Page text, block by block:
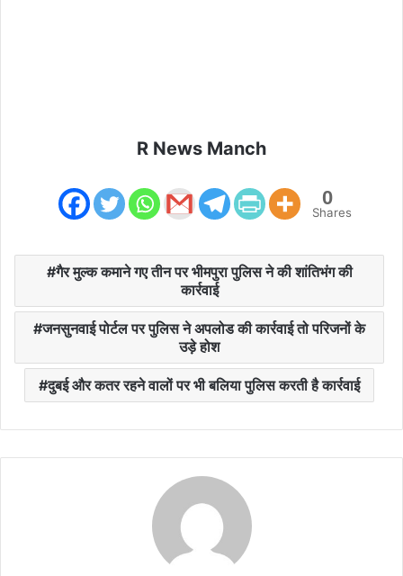
R News Manch
0
Shares
गैर मुल्क कमाने गए तीन पर भीमपुरा पुलिस ने की शांतिभंग की
कार्रवाई
जनसुनवाई पोर्टल पर पुलिस ने अपलोड की कार्रवाई तो परिजनों के
उड़े होश
दुबई और कतर रहने वालों पर भी बलिया पुलिस करती है कार्रवाई